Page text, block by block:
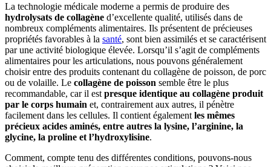
La technologie médicale moderne a permis de produire des
hydrolysats de collagène d’excellente qualité, utilisés dans de
nombreux compléments alimentaires. Ils présentent de précieuses
propriétés favorables à la santé, sont bien assimilés et se caractérisent
par une activité biologique élevée. Lorsqu’il s’agit de compléments
alimentaires pour les articulations, nous pouvons généralement
choisir entre des produits contenant du collagène de poisson, de porc
ou de volaille. Le collagène de poisson semble être le plus
recommandable, car il est presque identique au collagène produit
par le corps humain et, contrairement aux autres, il pénètre
facilement dans les cellules. Il contient également les mêmes
précieux acides aminés, entre autres la lysine, l’arginine, la
glycine, la proline et l’hydroxylisine.
Comment, compte tenu des différentes conditions, pouvons-nous